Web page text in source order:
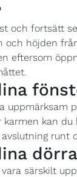
och fortsätt
höjden
eftersom
uppmärksam
karmen kan
runt
särskilt